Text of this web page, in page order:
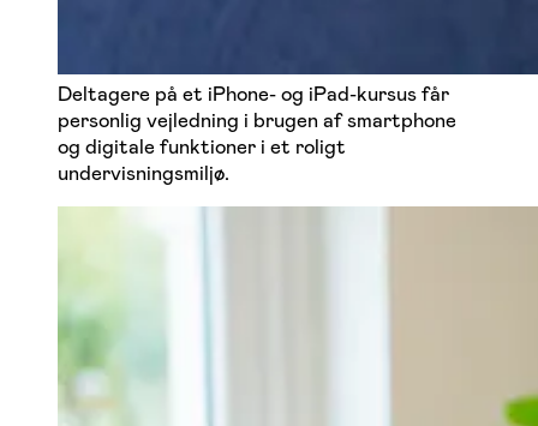
Deltagere på et iPhone- og iPad-kursus får
personlig vejledning i brugen af smartphone
og digitale funktioner i et roligt
undervisningsmiljø.